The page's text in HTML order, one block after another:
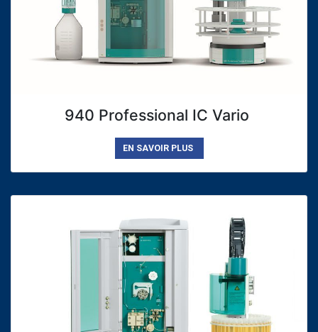
940 Professional IC Vario
EN SAVOIR PLUS